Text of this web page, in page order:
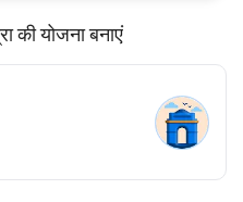
योजना बनाएं